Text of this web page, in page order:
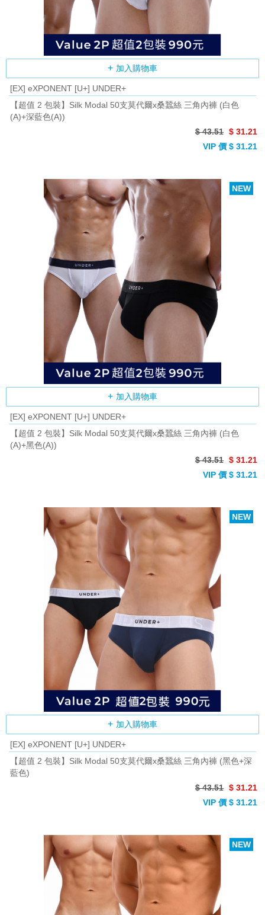
加入購物車
[EX] eXPONENT [U+] UNDER+
【超值 2 包裝】Silk Modal 50支莫代爾x桑蠶絲 三角內褲 (白色
(A)+深藍色(A))
$ 43.51 $ 31.21
VIP 價 $ 31.21
加入購物車
[EX] eXPONENT [U+] UNDER+
【超值 2 包裝】Silk Modal 50支莫代爾x桑蠶絲 三角內褲 (白色
(A)+黑色(A))
$ 43.51 $ 31.21
VIP 價 $ 31.21
NEW
加入購物車
[EX] eXPONENT [U+] UNDER+
【超值 2 包裝】Silk Modal 50支莫代爾x桑蠶絲 三角內褲 (黑色+深
藍色)
$ 43.51 $ 31.21
VIP 價 $ 31.21
NEW
NEW